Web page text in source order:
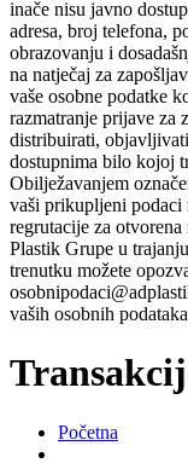
inače nisu javno
adresa, broj telefona,
obrazovanju i
na natječaj za
vaše osobne podatke
razmatranje prijave za
distribuirati,
dostupnima bilo kojoj
Obilježavanjem
vaši prikupljeni podaci
regrutacije za
Plastik Grupe u
trenutku možete
vaših osobnih
Početna